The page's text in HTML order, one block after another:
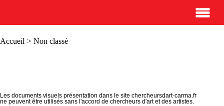
Accueil > Non classé
Les documents visuels présentation dans le site chercheursdart-carma.fr
ne peuvent être utilisés sans l'accord de chercheurs d'art et des artistes.